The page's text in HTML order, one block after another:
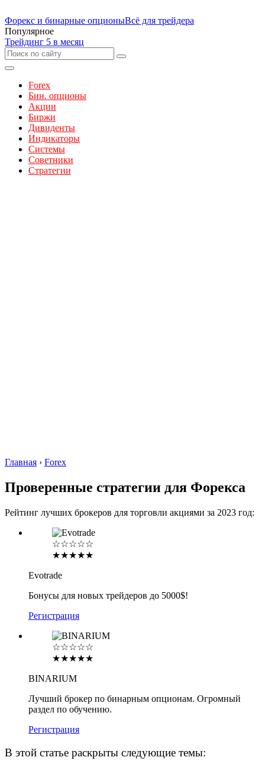
Форекс и бинарные опционыВсё для трейдера
Популярное
Трейдинг 5 в месяц
Forex
Бин. опционы
Акции
Биржи
Дивиденты
Индикаторы
Системы
Советники
Стратегии
Главная › Forex
Проверенные стратегии для Форекса
Рейтинг лучших брокеров для торговли акциями за 2023 год:
☆☆☆☆☆
★★★★★
Evotrade
Бонусы для новых трейдеров до 5000$!
Регистрация
☆☆☆☆☆
★★★★★
BINARIUM
Лучший брокер по бинарным опционам. Огромный
раздел по обучению.
Регистрация
В этой статье раскрыты следующие темы: